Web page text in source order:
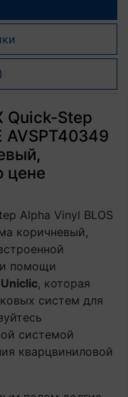
Quick-Step
AVSPT40349
цене
Alpha Vinyl BLOS
коричневый,
помощи
Uniclic, которая
систем для
системой
кварцвиниловой